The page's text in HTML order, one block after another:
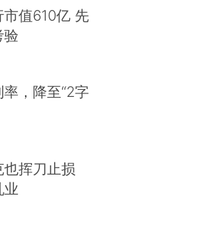
值610亿 先
验
，降至“2字
也挥刀止损
业